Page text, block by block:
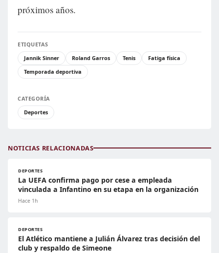
próximos años.
ETIQUETAS
Jannik Sinner
Roland Garros Tenis
Fatiga física
Temporada deportiva
CATEGORÍA
Deportes
NOTICIAS RELACIONADAS
DEPORTES
La UEFA confirma pago por cese a empleada
vinculada a Infantino en su etapa en la organización
Hace 1h
DEPORTES
El Atlético mantiene a Julián Álvarez tras decisión del
club y respaldo de Simeone